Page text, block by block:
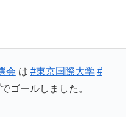
会 は #東京国際大学 #
ゴールしました。